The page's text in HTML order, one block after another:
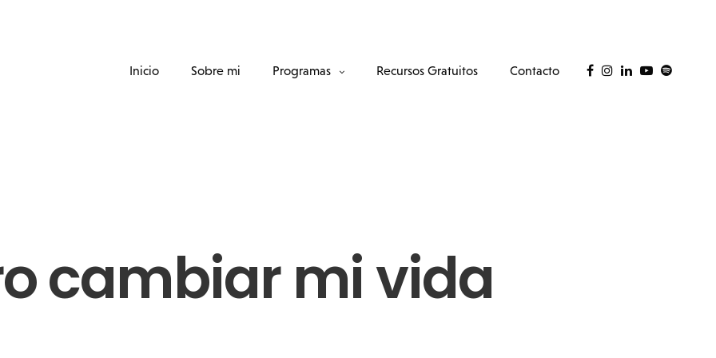
Inicio Sobre mi Programas Recursos Gratuitos Contacto
cambiar mi vida